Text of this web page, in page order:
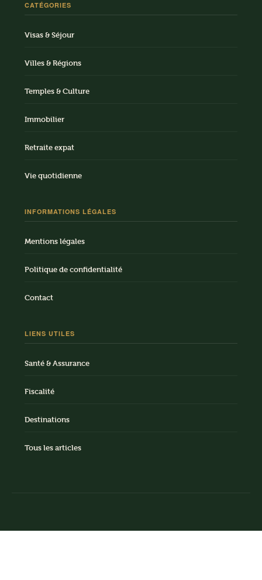
CATÉGORIES
Visas & Séjour
Villes & Régions
Temples & Culture
Immobilier
Retraite expat
Vie quotidienne
INFORMATIONS LÉGALES
Mentions légales
Politique de confidentialité
Contact
LIENS UTILES
Santé & Assurance
Fiscalité
Destinations
Tous les articles